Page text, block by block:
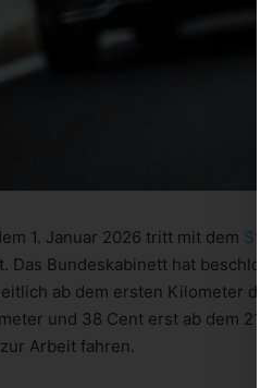
1. Januar 2026 tritt mit dem
Das Bundeskabinett hat
ab dem ersten Kilometer
und 38 Cent erst ab dem
Arbeit fahren.